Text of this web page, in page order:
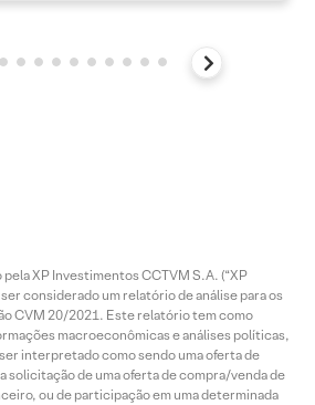
XP Investimentos CCTVM S.A. (“XP
considerado um relatório de análise para os
CVM 20/2021. Este relatório tem como
macroeconômicas e análises políticas,
interpretado como sendo uma oferta de
solicitação de uma oferta de compra/venda de
ou de participação em uma determinada